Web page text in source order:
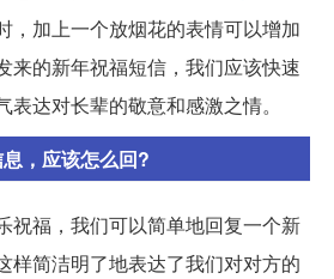
，加上一个放烟花的表情可以增加
来的新年祝福短信，我们应该快速
达对长辈的敬意和感激之情。
，应该怎么回?
祝福，我们可以简单地回复一个新
样简洁明了地表达了我们对对方的